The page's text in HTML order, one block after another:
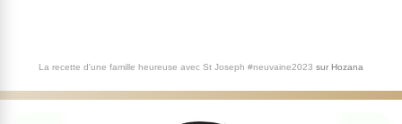
La recette d'une famille heureuse avec St Joseph #neuvaine2023 sur Hozana